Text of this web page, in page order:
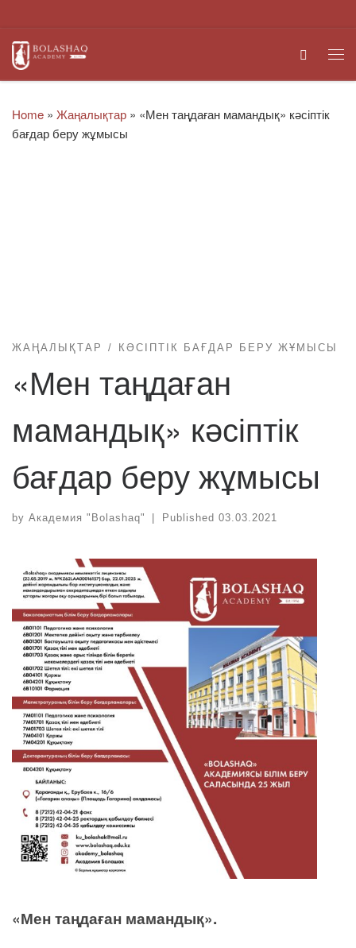
Search
Home » Жаңалықтар » «Мен таңдаған мамандық» кәсіптік
бағдар беру жұмысы
ЖАҢАЛЫҚТАР КӘСІПТІК БАҒДАР БЕРУ ЖҰМЫСЫ
«Мен таңдаған
мамандық» кәсіптік
бағдар беру жұмысы
by Академия "Bolashaq" | Published 03.03.2021
«Мен таңдаған мамандық».